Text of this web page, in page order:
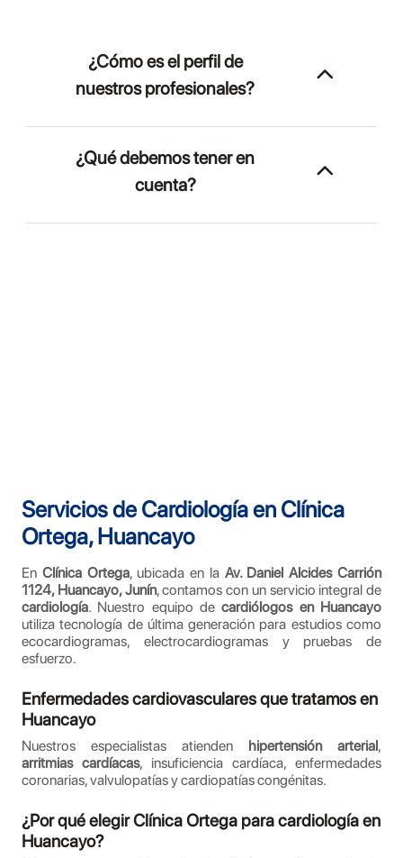
¿Cómo es el perfil de
nuestros profesionales?
¿Qué debemos tener en
cuenta?
Servicios de Cardiología en Clínica
Ortega, Huancayo
En Clínica Ortega, ubicada en la Av. Daniel Alcides Carrión
1124, Huancayo, Junín, contamos con un servicio integral de
cardiología. Nuestro equipo decardiólogos en Huancayo
utiliza tecnología de última generación para estudios como
ecocardiogramas, electrocardiogramas y pruebas de
esfuerzo.
Enfermedades cardiovasculares que tratamos en
Huancayo
Nuestros especialistas atienden hipertensión arterial,
arritmias cardíacas, insuficiencia cardíaca, enfermedades
coronarias, valvulopatías y cardiopatías congénitas.
¿Por qué elegir Clínica Ortega para cardiología en
Huancayo?